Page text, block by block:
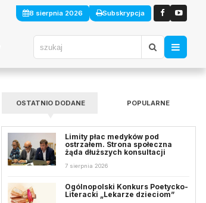
8 sierpnia 2026 Subskrypcja
OSTATNIO DODANE POPULARNE
Limity płac medyków pod
ostrzałem. Strona społeczna
żąda dłuższych konsultacji
7 sierpnia 2026
Ogólnopolski Konkurs Poetycko-
Literacki „Lekarze dzieciom”